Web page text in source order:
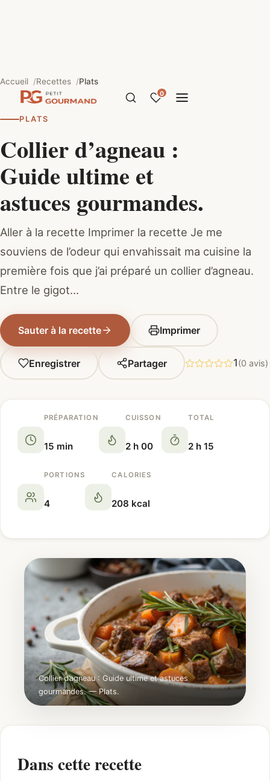
0
Accueil Recettes Plats
PLATS
Collier d’agneau :
Guide ultime et
astuces gourmandes.
Aller à la recette Imprimer la recette Je me
souviens de l’odeur qui envahissait ma cuisine la
première fois que j’ai préparé un collier d’agneau.
Entre le gigot…
Sauter à la recette Imprimer
Enregistrer Partager 1(0 avis)
PRÉPARATION
15 min
CUISSON
2 h 00
TOTAL
2 h 15
PORTIONS
4
CALORIES
208 kcal
Collier d’agneau : Guide ultime et astuces
gourmandes. — Plats.
Dans cette recette